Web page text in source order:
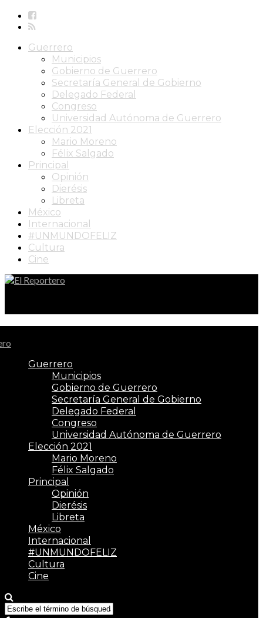
Guerrero
Municipios
Gobierno de Guerrero
Secretaría General de Gobierno
Delegado Federal
Congreso
Universidad Autónoma de Guerrero
Elección 2021
Mario Moreno
Félix Salgado
Principal
Opinión
Dierésis
Libreta
México
Internacional
#UNMUNDOFELIZ
Cultura
Cine
Guerrero
Municipios
Gobierno de Guerrero
Secretaría General de Gobierno
Delegado Federal
Congreso
Universidad Autónoma de Guerrero
Elección 2021
Mario Moreno
Félix Salgado
Principal
Opinión
Dierésis
Libreta
México
Internacional
#UNMUNDOFELIZ
Cultura
Cine